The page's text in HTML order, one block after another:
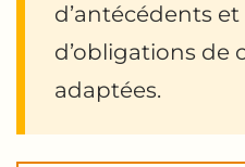
d’antécédents
d’obligations de
adaptées.